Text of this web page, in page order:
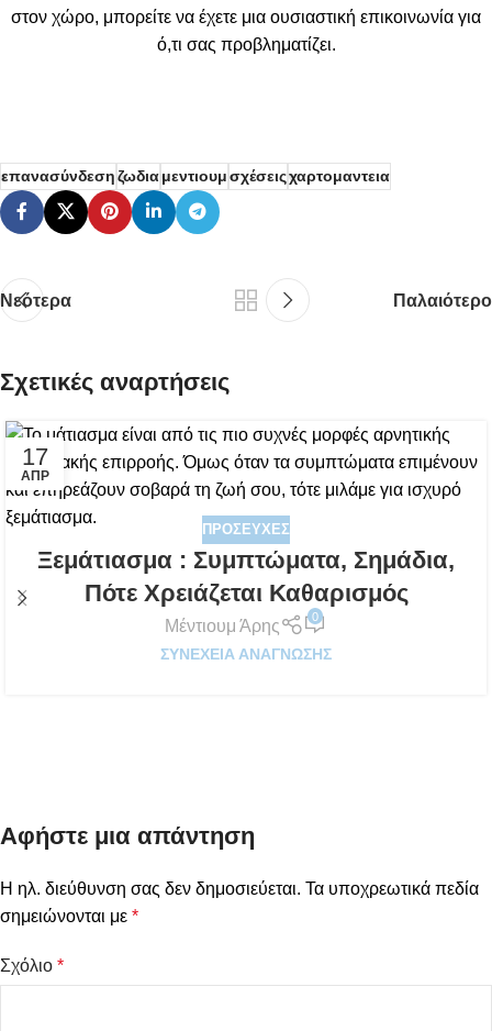
στον χώρο, μπορείτε να έχετε μια ουσιαστική επικοινωνία για
ό,τι σας προβληματίζει.
επανασύνδεσηζωδιαμεντιουμσχέσειςχαρτομαντεια
Νεότερα Παλαιότερο
Σχετικές αναρτήσεις
17
ΑΠΡ
ΠΡΟΣΕΥΧΈΣ
Ξεμάτιασμα : Συμπτώματα, Σημάδια,
Πότε Χρειάζεται Καθαρισμός
Μέντιουμ Άρης
0
ΣΥΝΈΧΕΙΑ ΑΝΆΓΝΩΣΗΣ
Αφήστε μια απάντηση
Η ηλ. διεύθυνση σας δεν δημοσιεύεται. Τα υποχρεωτικά πεδία
σημειώνονται με *
Σχόλιο *